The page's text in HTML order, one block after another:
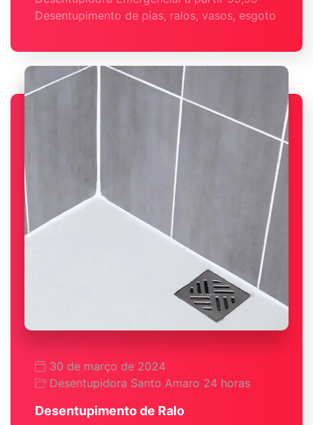
Desentupimento de pias, ralos, vasos, esgoto
30 de março de 2024
Desentupidora Santo Amaro 24 horas
Desentupimento de Ralo